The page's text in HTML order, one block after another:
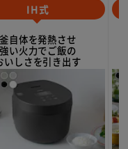
IH式
釜自体を発熱させ
強い火力でご飯の
いしさを引き出す